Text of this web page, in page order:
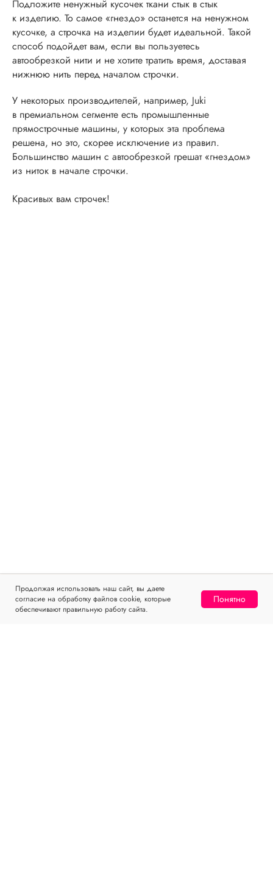
Home Catalog Sign In Favorites Cart
Продолжая использовать наш сайт, вы даете
согласие на обработку файлов cookie, которые
обеспечивают правильную работу сайта.
Понятно
Подложите ненужный кусочек ткани стык в стык
к изделию. То самое «гнездо» останется на ненужном
кусочке, а строчка на изделии будет идеальной. Такой
способ подойдет вам, если вы пользуетесь
автообрезкой нити и не хотите тратить время, доставая
нижнюю нить перед началом строчки.
У некоторых производителей, например, Juki
в премиальном сегменте есть промышленные
прямострочные машины, у которых эта проблема
решена, но это, скорее исключение из правил.
Большинство машин с автообрезкой грешат «гнездом»
из ниток в начале строчки.
Красивых вам строчек!